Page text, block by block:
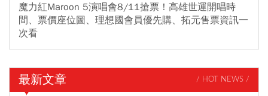
魔力紅Maroon 5演唱會8/11搶票！高雄世運開唱時
間、票價座位圖、理想國會員優先購、拓元售票資訊一
次看
最新文章 / HOT NEWS /